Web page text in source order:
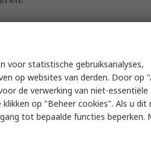
Development Kit
voor statistische gebruiksanalyses,
op websites van derden. Door op
de verwerking van niet-essentiële
op "Beheer cookies". Als u dit
tot bepaalde functies beperken.